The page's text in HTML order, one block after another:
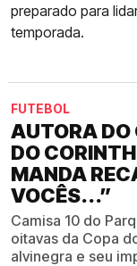
preparado para
temporada.
FUTEBOL
AUTORA DO
DO
MANDA
VOCÊS...”
Camisa 10 do
oitavas da Copa
alvinegra e seu